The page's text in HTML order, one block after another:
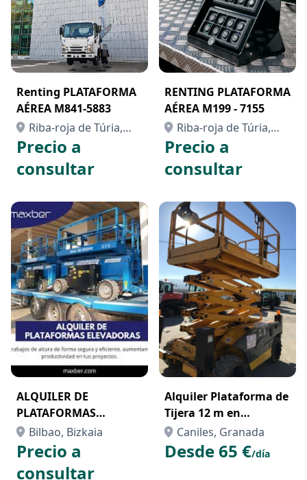
Renting PLATAFORMA
AÉREA M841-5883
Riba-roja de Túria,
Valencia/València
Precio a
consultar
RENTING PLATAFORMA
AÉREA M199 - 7155
Riba-roja de Túria,
Valencia/València
Precio a
consultar
ALQUILER DE
PLATAFORMAS
ELEVADORAS
Bilbao, Bizkaia
Precio a
consultar
Alquiler Plataforma de
Tijera 12 m en
Granada | Haulotte
COMPACT 12DX
Caniles, Granada
Desde 65 €/día